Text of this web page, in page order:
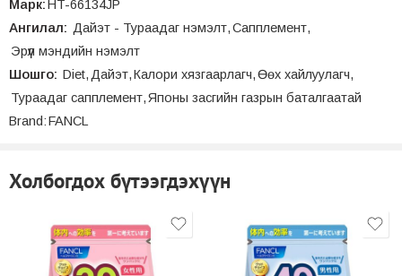
шинэ найрлага нь сахар/элсэн чихэр, өөх тостой
тэмцэх чадварт томоохон нээлт болж Фанкл
компанийн Патентлагдсан найрлага болоод Япон
даяар төдийгүй дэлхий даяар их зарагддаг супер
бүтээгдэхүүн болж хувиржээ.
Марк:HT-66134JP
Ангилал: Дайэт - Тураадаг нэмэлт,Сапплемент,
Эрүүл мэндийн нэмэлт
Шошго: Diet, Дайэт,Калори хязгаарлагч,Өөх хайлуулагч,
Тураадаг сапплемент,Японы засгийн газрын баталгаатай
Brand:FANCL
Холбогдох бүтээгдэхүүн